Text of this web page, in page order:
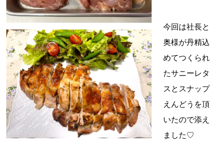
今回は社長と
奥様が丹精込
めてつくられ
たサニーレタ
スとスナップ
えんどうを頂
いたので添え
ました♡